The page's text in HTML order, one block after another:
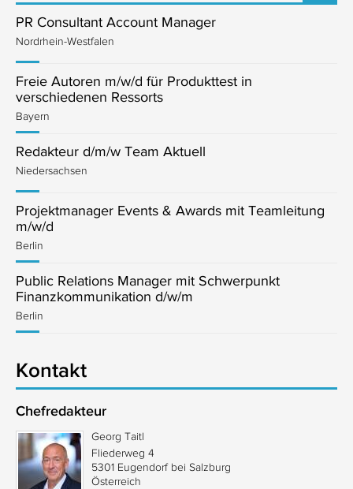
PR Consultant Account Manager
Nordrhein-Westfalen
Freie Autoren m/w/d für Produkttest in
verschiedenen Ressorts
Bayern
Redakteur d/m/w Team Aktuell
Niedersachsen
Projektmanager Events & Awards mit Teamleitung
m/w/d
Berlin
Public Relations Manager mit Schwerpunkt
Finanzkommunikation d/w/m
Berlin
Kontakt
Chefredakteur
Georg Taitl
Fliederweg 4
5301 Eugendorf bei Salzburg
Österreich